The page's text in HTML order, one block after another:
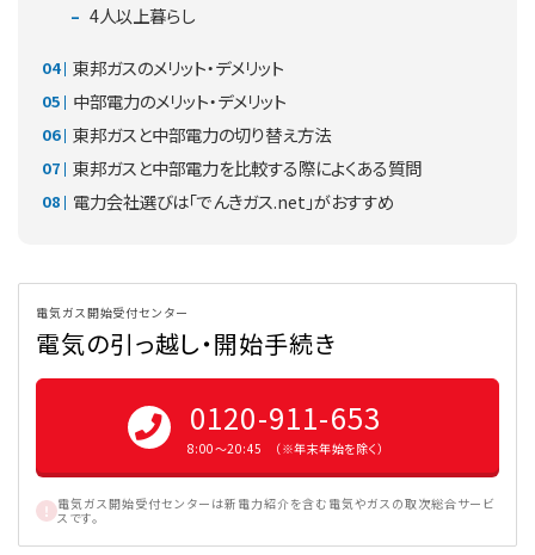
4人以上暮らし
東邦ガスのメリット・デメリット
中部電力のメリット・デメリット
東邦ガスと中部電力の切り替え方法
東邦ガスと中部電力を比較する際によくある質問
電力会社選びは「でんきガス.net」がおすすめ
電気ガス開始受付センター
電気の引っ越し・開始手続き
0120-911-653
8:00〜20:45 （※年末年始を除く）
電気ガス開始受付センターは新電力紹介を含む電気やガスの取次総合サービ
スです。